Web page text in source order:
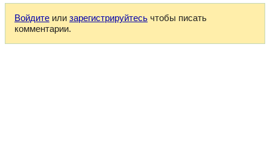
Войдите или зарегистрируйтесь чтобы писать
комментарии.